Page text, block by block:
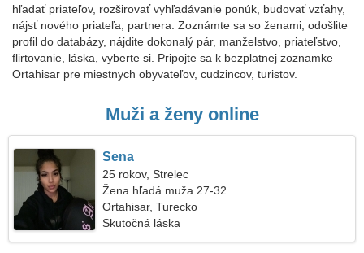
hľadať priateľov, rozširovať vyhľadávanie ponúk, budovať vzťahy,
nájsť nového priateľa, partnera. Zoznámte sa so ženami, odošlite
profil do databázy, nájdite dokonalý pár, manželstvo, priateľstvo,
flirtovanie, láska, vyberte si. Pripojte sa k bezplatnej zoznamke
Ortahisar pre miestnych obyvateľov, cudzincov, turistov.
Muži a ženy online
Sena
25 rokov, Strelec
Žena hľadá muža 27-32
Ortahisar, Turecko
Skutočná láska